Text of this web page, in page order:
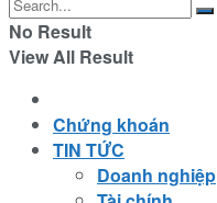
No Result
View All Result
Chứng khoán
TIN TỨC
Doanh nghiệp